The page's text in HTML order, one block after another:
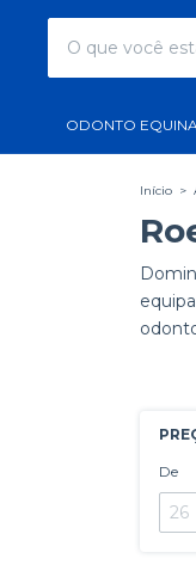
ODONTO
Início >
De